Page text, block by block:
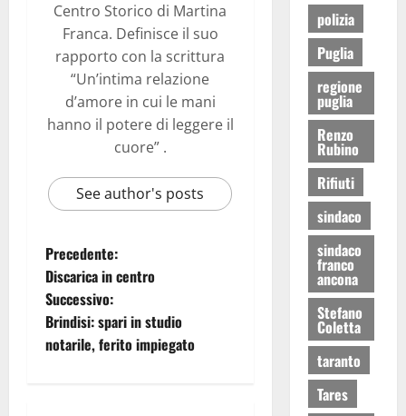
Centro Storico di Martina
Franca. Definisce il suo
rapporto con la scrittura
“Un’intima relazione
d’amore in cui le mani
hanno il potere di leggere il
cuore” .
See author's posts
Precedente:
Discarica in centro
Successivo:
Brindisi: spari in studio
notarile, ferito impiegato
polizia
Puglia
regione
puglia
Renzo
Rubino
Rifiuti
sindaco
sindaco
franco
ancona
Stefano
Coletta
taranto
Tares